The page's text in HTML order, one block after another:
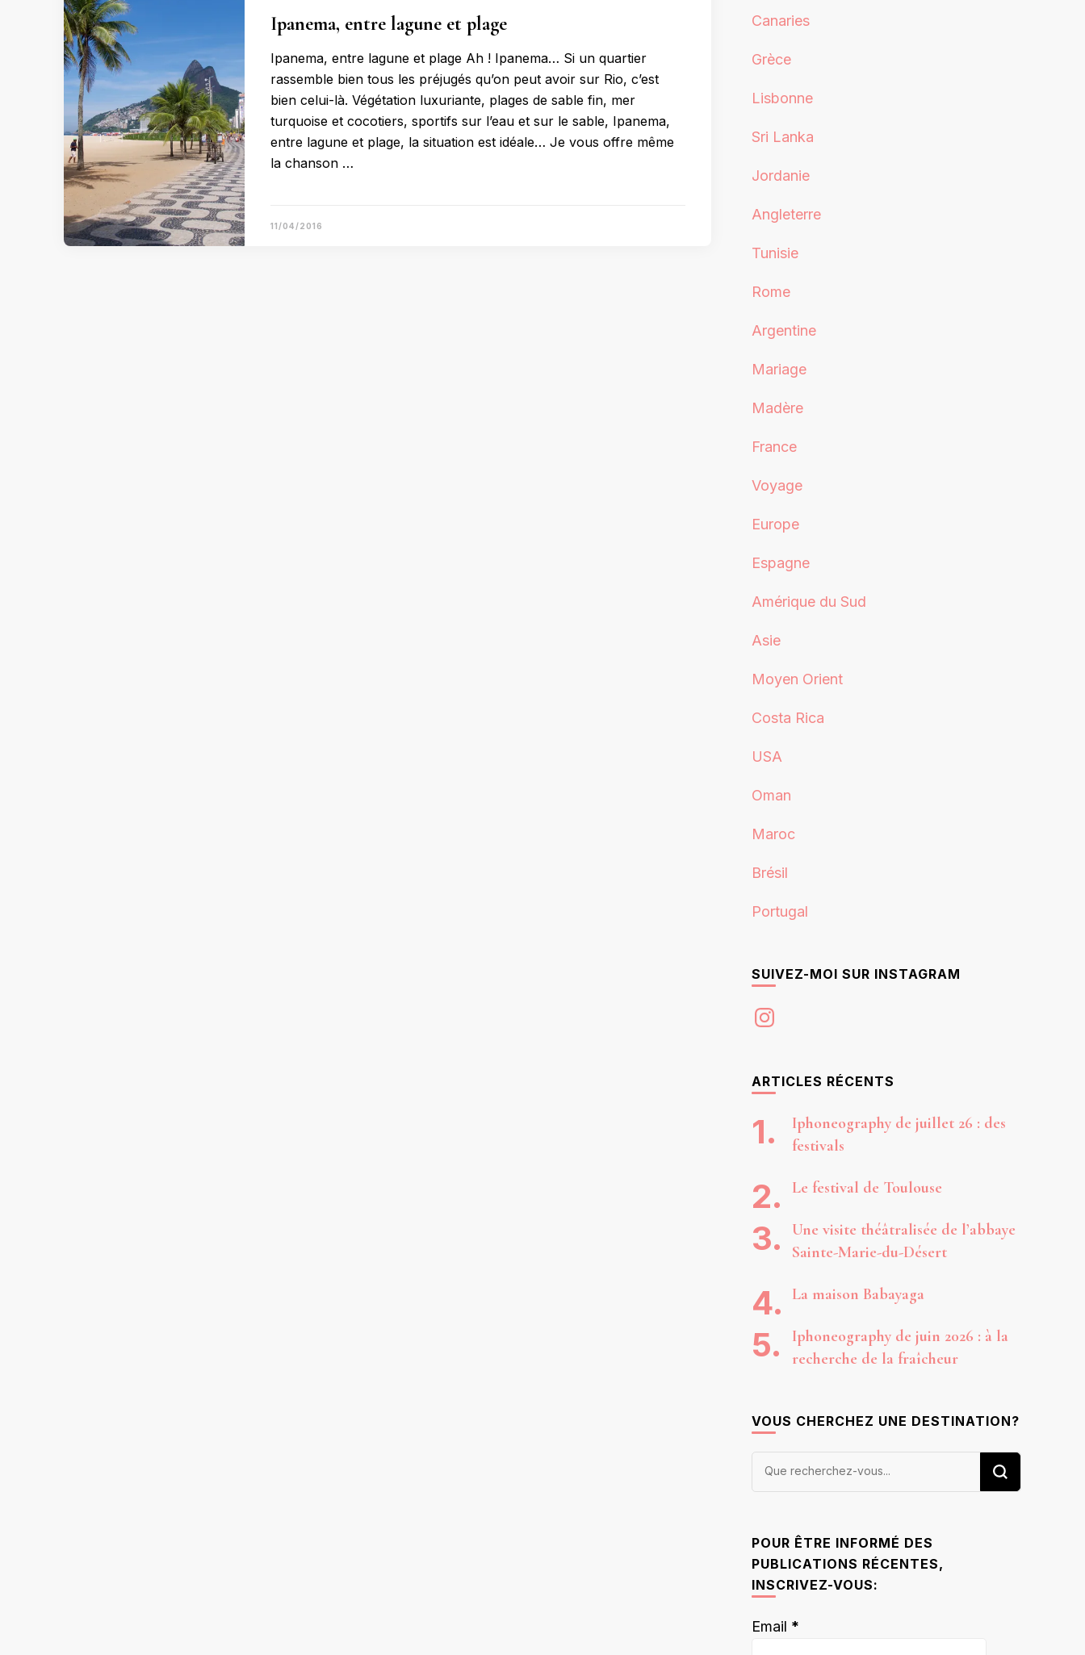
Ipanema, entre lagune et plage
Ipanema, entre lagune et plage Ah ! Ipanema… Si un quartier
rassemble bien tous les préjugés qu’on peut avoir sur Rio, c’est
bien celui-là. Végétation luxuriante, plages de sable fin, mer
turquoise et cocotiers, sportifs sur l’eau et sur le sable, Ipanema,
entre lagune et plage, la situation est idéale… Je vous offre même
la chanson …
11/04/2016
Canaries
Grèce
Lisbonne
Sri Lanka
Jordanie
Angleterre
Tunisie
Rome
Argentine
Mariage
Madère
France
Voyage
Europe
Espagne
Amérique du Sud
Asie
Moyen Orient
Costa Rica
USA
Oman
Maroc
Brésil
Portugal
SUIVEZ-MOI SUR INSTAGRAM
Instagram
ARTICLES RÉCENTS
Iphoneography de juillet 26 : des
festivals
Le festival de Toulouse
Une visite théâtralisée de l’abbaye
Sainte-Marie-du-Désert
La maison Babayaga
Iphoneography de juin 2026 : à la
recherche de la fraîcheur
VOUS CHERCHEZ UNE DESTINATION?
Vous
POUR ÊTRE INFORMÉ DES
PUBLICATIONS RÉCENTES,
INSCRIVEZ-VOUS:
Email *